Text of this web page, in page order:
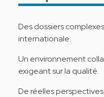
Des dossiers
internationale.
Un environnement
exigeant sur la qualité.
De réelles